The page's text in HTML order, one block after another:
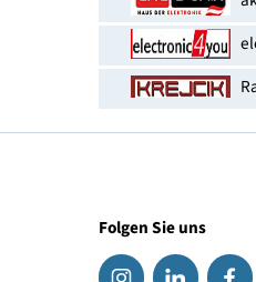
Erhältlich bei